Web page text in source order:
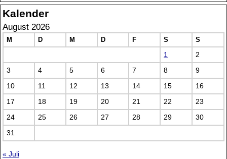
Kalender
August 2026
M D M D F S S
1
2
3
4 5 6 7 8
9
10
11 12 13 14 15
16
17
18 19 20 21 22
23
24
25 26 27 28 29
30
31
« Juli